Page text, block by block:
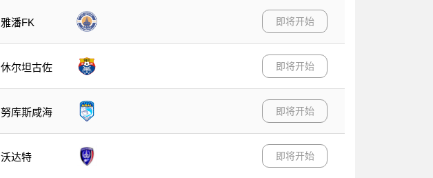
雅潘FK 即将开始
休尔坦古佐 即将开始
努库斯咸海 即将开始
沃达特 即将开始